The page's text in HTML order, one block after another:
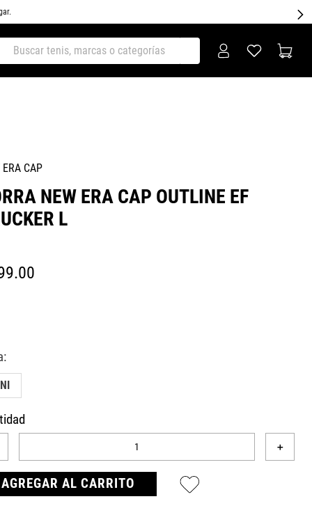
tenis, marcas o categorías
ERA CAP
NEW ERA CAP OUTLINE EF
L
.00
＋
AGREGAR AL CARRITO